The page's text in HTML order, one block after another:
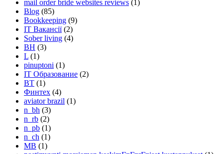
mail order bride websites reviews (1)
Blog (85)
Bookkeeping (9)
IT Вакансії(2)
Sober living (4)
BH (3)
L (1)
pinuptoni (1)
IT Образование (2)
BT (1)
Финтех (4)
aviator brazil (1)
n_bh (3)
n_rb (2)
n_pb (1)
n_ch (1)
MB (1)